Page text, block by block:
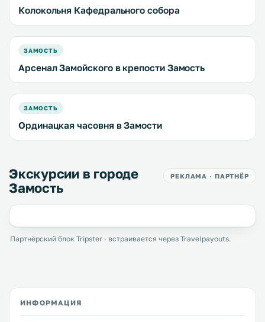
Колокольня Кафедрального собора
ЗАМОСТЬ
Арсенал Замойского в крепости Замость
ЗАМОСТЬ
Ординацкая часовня в Замости
Экскурсии в городе
Замость
РЕКЛАМА · ПАРТНЁР
Партнёрский блок Tripster · встраивается через Travelpayouts.
ИНФОРМАЦИЯ